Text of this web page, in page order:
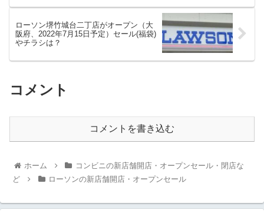
ローソン堺竹城台二丁店がオープン（大
阪府、2022年7月15日予定）セール(福袋)
やチラシは？
コメント
コメントを書き込む
ホーム
コンビニの新店舗開店・オープンセール・閉店な
ど
ローソンの新店舗開店・オープンセール